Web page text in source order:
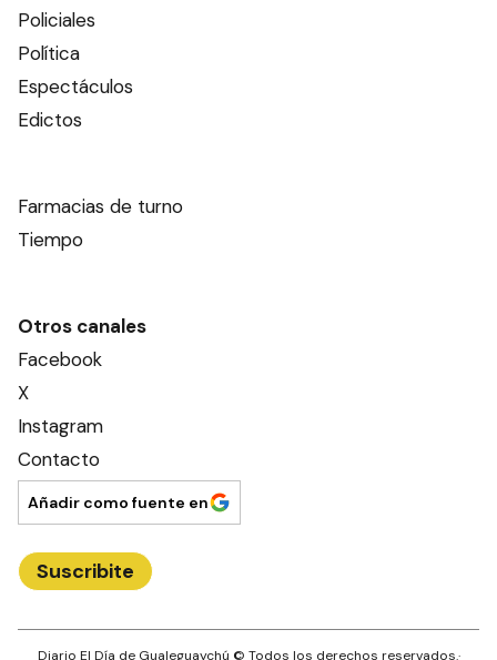
Policiales
Política
Espectáculos
Edictos
Farmacias de turno
Tiempo
Otros canales
Facebook
X
Instagram
Contacto
Añadir como fuente en
Suscribite
Diario El Día de Gualeguaychú © Todos los derechos reservados.·